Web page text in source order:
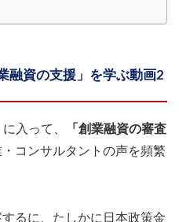
融資の支援」を学ぶ動画2
入って、
「創業融資の審査
コンサルタントの声を頻繁
るに、たしかに日本政策金